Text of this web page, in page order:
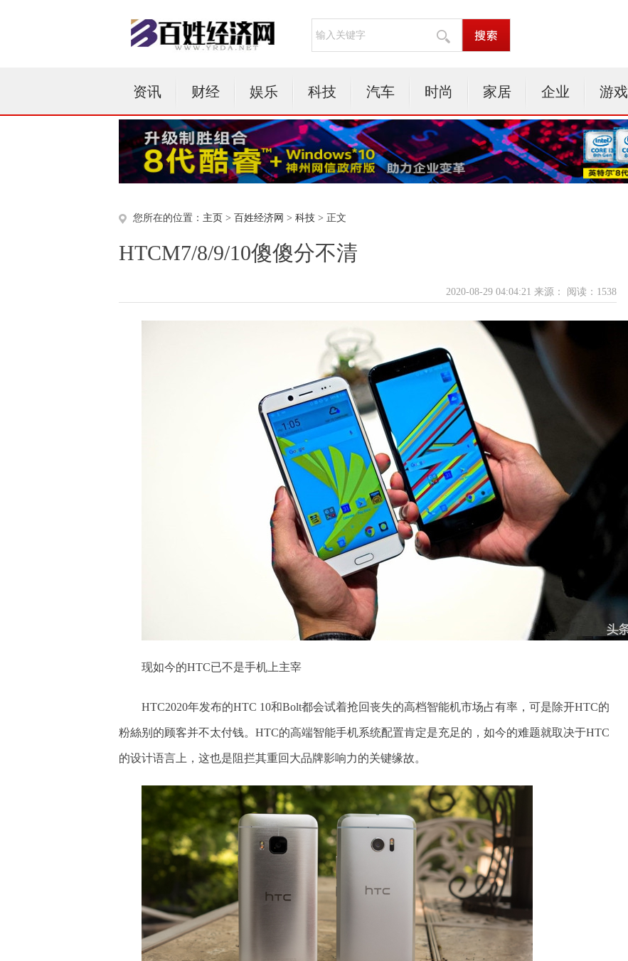
资讯 财经 娱乐 科技 汽车 时尚 家居 企业 游戏
您所在的位置： 主页 > 百姓经济网 > 科技 > 正文
HTCM7/8/9/10傻傻分不清
2020-08-29 04:04:21 来源： 阅读：1538
现如今的HTC已不是手机上主宰
HTC2020年发布的HTC 10和Bolt都会试着抢回丧失的高档智能机市场占有率，可是除开HTC的
粉絲别的顾客并不太付钱。HTC的高端智能手机系统配置肯定是充足的，如今的难题就取决于HTC
的设计语言上，这也是阻拦其重回大品牌影响力的关键缘故。